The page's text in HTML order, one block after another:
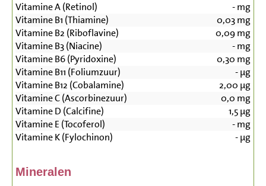
Vitamine A (Retinol) -mg
Vitamine B1 (Thiamine)
0,03mg
Vitamine B2 (Riboflavine)
0,09mg
Vitamine B3 (Niacine)
-mg
Vitamine B6 (Pyridoxine)
0,30 mg
Vitamine B11 (Foliumzuur)
-µg
Vitamine B12 (Cobalamine)
2,00 µg
Vitamine C (Ascorbinezuur)
0,0 mg
Vitamine D (Calcifine)
1,5µg
Vitamine E (Tocoferol)
-mg
Vitamine K (Fylochinon)
-µg
Mineralen